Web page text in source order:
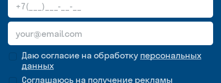
Даю согласие на обработку персональных
данных
Соглашаюсь на получение рекламы